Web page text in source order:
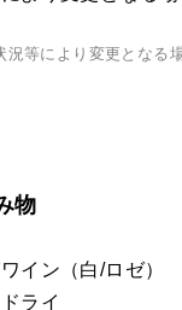
等により変更となる
物
イン（白/ロゼ）
ライ